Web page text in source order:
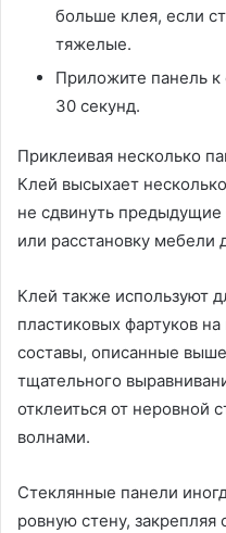
больше клея, если
тяжелые.
Приложите панель к
30 секунд.
Приклеивая несколько
Клей высыхает
не сдвинуть
или расстановку мебели
Клей также используют
пластиковых фартуков
составы, описанные
тщательного
отклеиться от неровной
волнами.
Стеклянные панели
ровную стену,